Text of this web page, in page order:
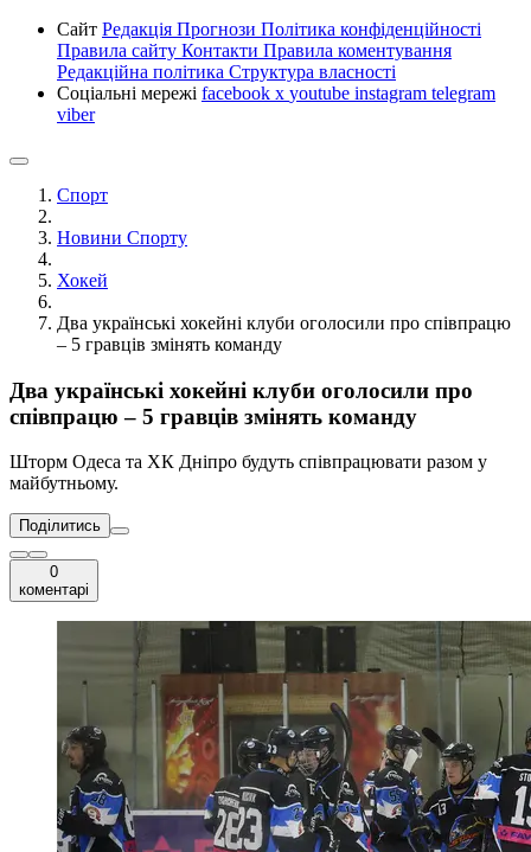
Сайт Редакція Прогнози Політика конфіденційності
Правила сайту Контакти Правила коментування
Редакційна політика Структура власності
Соціальні мережі facebook x youtube instagram telegram
viber
Спорт
Новини Спорту
Хокей
Два українські хокейні клуби оголосили про співпрацю
– 5 гравців змінять команду
Два українські хокейні клуби оголосили про
співпрацю – 5 гравців змінять команду
Шторм Одеса та ХК Дніпро будуть співпрацювати разом у
майбутньому.
Поділитись
0
коментарі